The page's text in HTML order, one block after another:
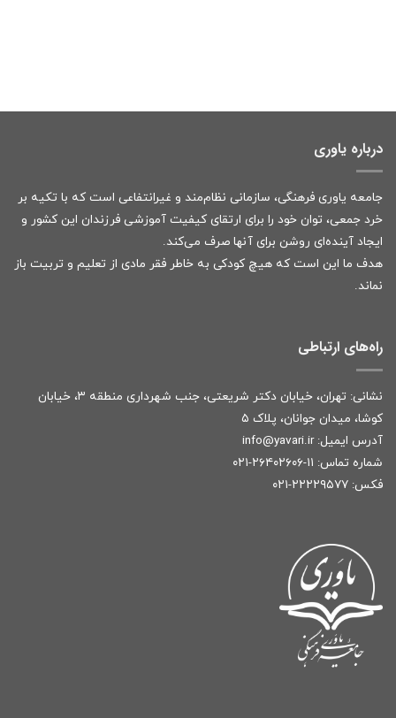
درباره یاوری
جامعه یاوری فرهنگی، سازمانی نظام‌مند و غیرانتفاعی است که با تکیه بر
خرد جمعی، توان خود را برای ارتقای کیفیت آموزشی فرزندان این کشور و
ایجاد آینده‌ای روشن برای آنها صرف می‌کند.
هدف ما این است که هیچ کودکی به خاطر فقر مادی از تعلیم و تربیت باز
نماند.
راه‌های ارتباطی
نشانی: تهران، خیابان دکتر شریعتی، جنب شهرداری منطقه ۳، خیابان
کوشا، میدان جوانان، پلاک ۵
آدرس ایمیل: info@yavari.ir
شماره تماس: ۱۱-۲۶۴۰۲۶۰۶-۰۲۱
فکس: ۲۲۲۲۹۵۷۷-۰۲۱